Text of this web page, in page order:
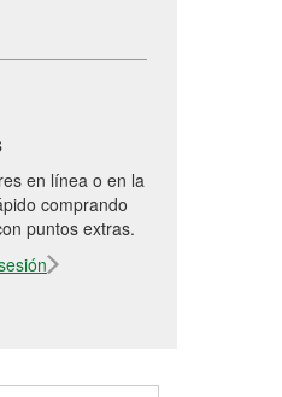
en línea o en la
comprando
puntos extras.